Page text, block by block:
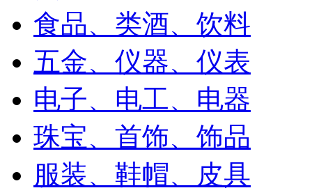
食品、类酒、饮料
五金、仪器、仪表
电子、电工、电器
珠宝、首饰、饰品
服装、鞋帽、皮具